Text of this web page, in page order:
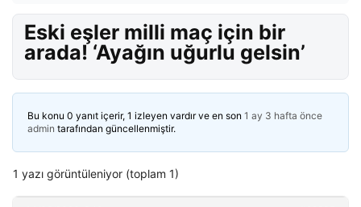
Eski eşler milli maç için bir
arada! ‘Ayağın uğurlu gelsin’
Bu konu 0 yanıt içerir, 1 izleyen vardır ve en son 1 ay 3 hafta önce
admin tarafından güncellenmiştir.
1 yazı görüntüleniyor (toplam 1)